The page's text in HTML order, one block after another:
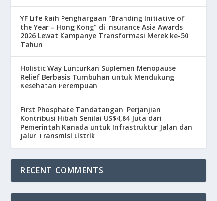
YF Life Raih Penghargaan “Branding Initiative of
the Year – Hong Kong” di Insurance Asia Awards
2026 Lewat Kampanye Transformasi Merek ke-50
Tahun
Holistic Way Luncurkan Suplemen Menopause
Relief Berbasis Tumbuhan untuk Mendukung
Kesehatan Perempuan
First Phosphate Tandatangani Perjanjian
Kontribusi Hibah Senilai US$4,84 Juta dari
Pemerintah Kanada untuk Infrastruktur Jalan dan
Jalur Transmisi Listrik
RECENT COMMENTS